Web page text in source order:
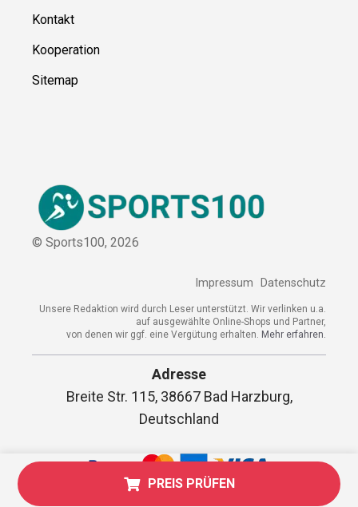
PREIS PRÜFEN
Kontakt
Kooperation
Sitemap
© Sports100, 2026
Impressum Datenschutz
Unsere Redaktion wird durch Leser unterstützt. Wir verlinken u.a.
auf ausgewählte Online-Shops und Partner,
von denen wir ggf. eine Vergütung erhalten. Mehr erfahren.
Adresse
Breite Str. 115, 38667 Bad Harzburg,
Deutschland